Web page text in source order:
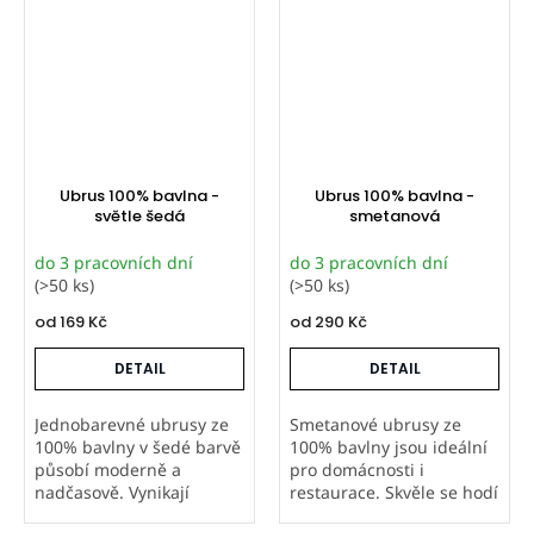
Ubrus 100% bavlna -
světle šedá
do 3 pracovních dní
(>50 ks)
od169 Kč
DETAIL
Jednobarevné ubrusy ze
100% bavlny v šedé barvě
působí moderně a
nadčasově. Vynikají
Ubrus 100% bavlna -
smetanová
do 3 pracovních dní
(>50 ks)
od290 Kč
DETAIL
Smetanové ubrusy ze
100% bavlny jsou ideální
pro domácnosti i
restaurace. Skvěle se hodí